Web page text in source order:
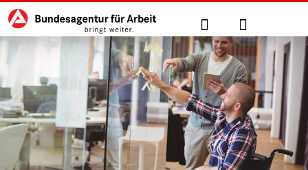
zu den Hauptinhalten springen
Hauptnavigation Suche Anmelden